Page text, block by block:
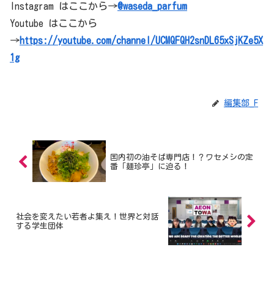
Instagram はここから→@waseda_parfum
Youtube はここから
→https://youtube.com/channel/UCMQFQH2snDL65xSjKZe5X
1g
編集部_F
国内初の油そば専門店！？ワセメシの定
番「麺珍亭」に迫る！
社会を変えたい若者よ集え！世界と対話
する学生団体